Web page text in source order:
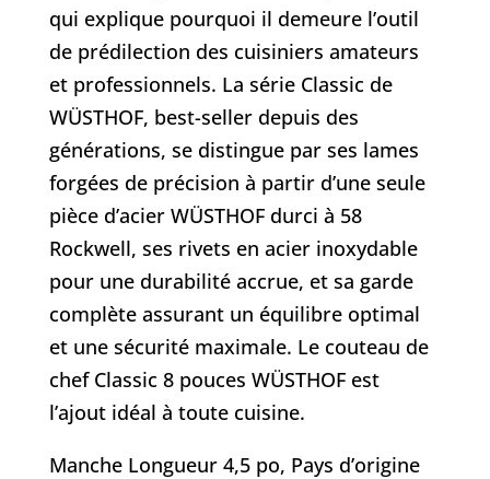
qui explique pourquoi il demeure l’outil
de prédilection des cuisiniers amateurs
et professionnels. La série Classic de
WÜSTHOF, best-seller depuis des
générations, se distingue par ses lames
forgées de précision à partir d’une seule
pièce d’acier WÜSTHOF durci à 58
Rockwell, ses rivets en acier inoxydable
pour une durabilité accrue, et sa garde
complète assurant un équilibre optimal
et une sécurité maximale. Le couteau de
chef Classic 8 pouces WÜSTHOF est
l’ajout idéal à toute cuisine.
Manche Longueur 4,5 po, Pays d’origine